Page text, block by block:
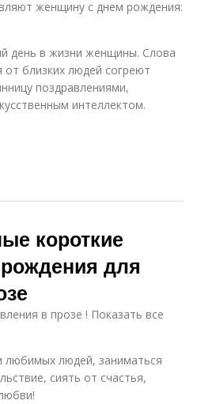
женщину с днем рождения:
день в жизни женщины. Слова
близких людей согреют
поздравлениями,
интеллектом.
короткие
для
в прозе ! Показать все
людей, заниматься
сиять от счастья,